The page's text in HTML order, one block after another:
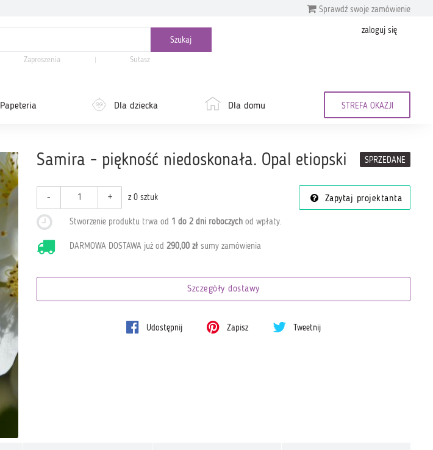
Sprawdź swoje zamówienie
Zaproszenia Sutasz
zaloguj się
Papeteria Dla dziecka Dla domu STREFA OKAZJI
Samira - piękność niedoskonała. Opal etiopski SPRZEDANE
- + z 0 sztuk Zapytaj projektanta
Stworzenie produktu trwa od 1 do 2 dni roboczychod wpłaty.
DARMOWA DOSTAWA już od 290,00 złsumy zamówienia
Szczegóły dostawy
Udostępnij Zapisz Tweetnij